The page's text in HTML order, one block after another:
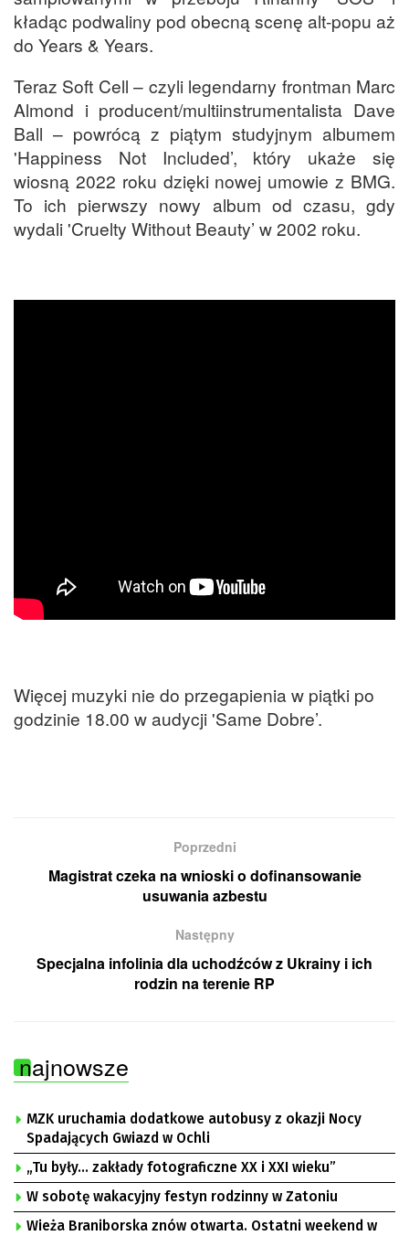
kładąc podwaliny pod obecną scenę alt-popu aż
do Years & Years.
Teraz Soft Cell – czyli legendarny frontman Marc
Almond i producent/multiinstrumentalista Dave
Ball – powrócą z piątym studyjnym albumem
'Happiness Not Included’, który ukaże się
wiosną 2022 roku dzięki nowej umowie z BMG.
To ich pierwszy nowy album od czasu, gdy
wydali 'Cruelty Without Beauty’ w 2002 roku.
Więcej muzyki nie do przegapienia w piątki po
godzinie 18.00 w audycji 'Same Dobre’.
Poprzedni
Magistrat czeka na wnioski o dofinansowanie
usuwania azbestu
Następny
Specjalna infolinia dla uchodźców z Ukrainy i ich
rodzin na terenie RP
najnowsze
MZK uruchamia dodatkowe autobusy z okazji Nocy
Spadających Gwiazd w Ochli
„Tu były… zakłady fotograficzne XX i XXI wieku”
W sobotę wakacyjny festyn rodzinny w Zatoniu
Wieża Braniborska znów otwarta. Ostatni weekend w